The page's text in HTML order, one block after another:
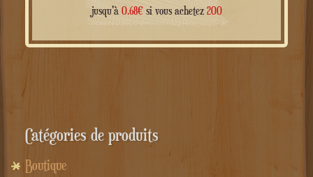
jusqu'à 0.68€si vous achetez 200
Catégories de produits
Boutique